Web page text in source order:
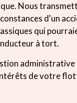
Nous
d'un
qui
à tort.
de votre